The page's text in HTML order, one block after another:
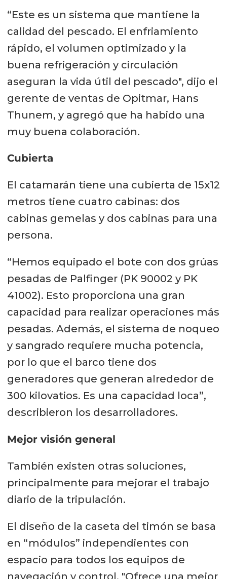
“Este es un sistema que mantiene la
calidad del pescado. El enfriamiento
rápido, el volumen optimizado y la
buena refrigeración y circulación
aseguran la vida útil del pescado", dijo el
gerente de ventas de Opitmar, Hans
Thunem, y agregó que ha habido una
muy buena colaboración.
Cubierta
El catamarán tiene una cubierta de 15x12
metros tiene cuatro cabinas: dos
cabinas gemelas y dos cabinas para una
persona.
“Hemos equipado el bote con dos grúas
pesadas de Palfinger (PK 90002 y PK
41002). Esto proporciona una gran
capacidad para realizar operaciones más
pesadas. Además, el sistema de noqueo
y sangrado requiere mucha potencia,
por lo que el barco tiene dos
generadores que generan alrededor de
300 kilovatios. Es una capacidad loca”,
describieron los desarrolladores.
Mejor visión general
También existen otras soluciones,
principalmente para mejorar el trabajo
diario de la tripulación.
El diseño de la caseta del timón se basa
en “módulos” independientes con
espacio para todos los equipos de
navegación y control. "Ofrece una mejor